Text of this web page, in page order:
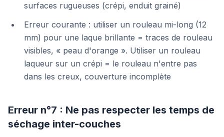
surfaces rugueuses (crépi, enduit grainé)
Erreur courante : utiliser un rouleau mi-long (12
mm) pour une laque brillante = traces de rouleau
visibles, « peau d'orange ». Utiliser un rouleau
laqueur sur un crépi = le rouleau n'entre pas
dans les creux, couverture incomplète
Erreur n°7 : Ne pas respecter les temps de
séchage inter-couches